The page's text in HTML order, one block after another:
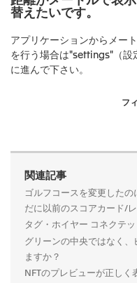
替えたいです。
アプリケーションからメー
を行う場合は"settings"（設
に進んで下さい。
フ
関連記事
ゴルフコースを変更したの
だに以前のスコアカード/
タグ・ホイヤー コネクテ
グリーンの中央ではなく、
ますか？
NFTのプレビューが正し